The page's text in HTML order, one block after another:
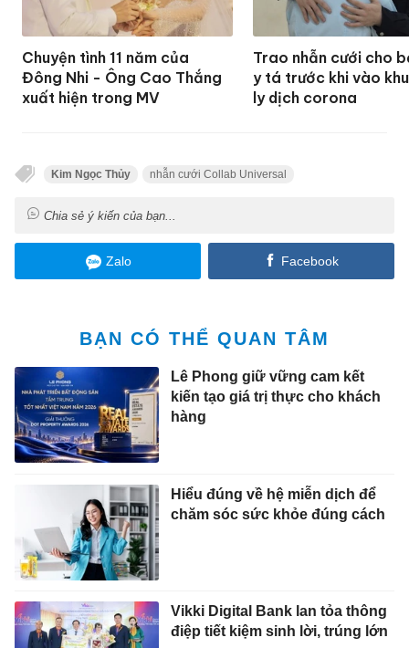
Chuyện tình 11 năm của
Đông Nhi - Ông Cao Thắng
xuất hiện trong MV
Trao nhẫn cưới cho
y tá trước khi vào
ly dịch corona
Kim Ngọc Thủy nhẫn cưới Collab Universal
Chia sẻ ý kiến của bạn...
Zalo Facebook
BẠN CÓ THỂ QUAN TÂM
Lê Phong giữ vững cam kết
kiến tạo giá trị thực cho khách
hàng
Hiểu đúng về hệ miễn dịch để
chăm sóc sức khỏe đúng cách
Vikki Digital Bank lan tỏa thông
điệp tiết kiệm sinh lời, trúng lớn